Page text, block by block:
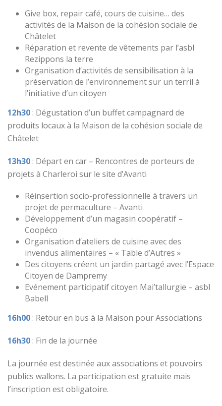
Give box, repair café, cours de cuisine… des
activités de la Maison de la cohésion sociale de
Châtelet
Réparation et revente de vêtements par l’asbl
Rezippons la terre
Organisation d’activités de sensibilisation à la
préservation de l’environnement sur un terril à
l’initiative d’un citoyen
12h30: Dégustation d’un buffet campagnard de
produits locaux à la Maison de la cohésion sociale de
Châtelet
13h30: Départ en car – Rencontres de porteurs de
projets à Charleroi sur le site d’Avanti
Réinsertion socio-professionnelle à travers un
projet de permaculture – Avanti
Développement d’un magasin coopératif –
Coopéco
Organisation d’ateliers de cuisine avec des
invendus alimentaires – « Table d’Autres »
Des citoyens créent un jardin partagé avec l’Espace
Citoyen de Dampremy
Evénement participatif citoyen Mai’tallurgie – asbl
Babell
16h00: Retour en bus à la Maison pour Associations
16h30: Fin de la journée
La journée est destinée aux associations et pouvoirs
publics wallons. La participation est gratuite mais
l’inscription est obligatoire.